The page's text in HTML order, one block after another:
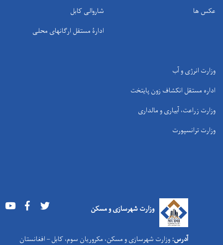
عکس ها
شاروالی کابل
ادارۀ مستقل ارگانهای محلی
وزارت انرژی و آب
اداره مستقل انکشاف زون پایتخت
وزارت زراعت، آبیاری و مالداری
وزارت ترانسپورت
وزارت شهرسازی و مسکن Youtube Facebook
آدرس: وزارت شهرسازی و مسکن، مکروریان سوم، کابل – افغانستان